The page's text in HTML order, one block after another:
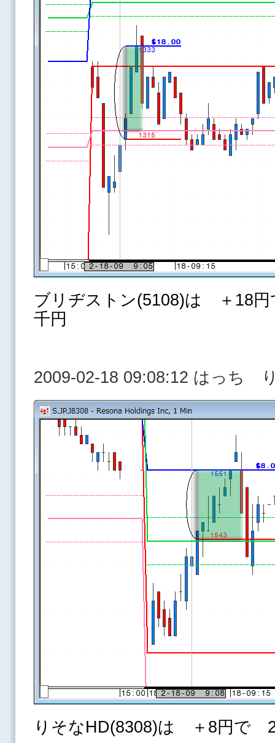
ブリヂストン(5108)は ＋18
千円
2009-02-18 09:08:12 はっち
りそなHD(8308)は ＋8円で